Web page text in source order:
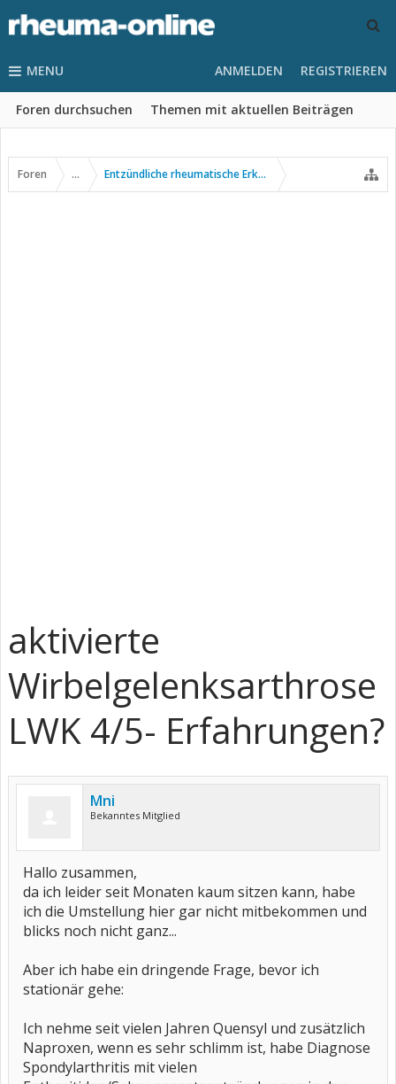
MENU
Foren durchsuchen Themen mit aktuellen Beiträgen
ANMELDEN REGISTRIEREN
Foren ... Entzündliche rheumatische Erkrankungen
aktivierte
Wirbelgelenksarthrose
LWK 4/5- Erfahrungen?
Mni
Bekanntes Mitglied
Hallo zusammen,
da ich leider seit Monaten kaum sitzen kann, habe
ich die Umstellung hier gar nicht mitbekommen und
blicks noch nicht ganz...
Aber ich habe ein dringende Frage, bevor ich
stationär gehe:
Ich nehme seit vielen Jahren Quensyl und zusätzlich
Naproxen, wenn es sehr schlimm ist, habe Diagnose
Spondylarthritis mit vielen